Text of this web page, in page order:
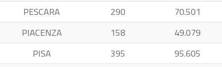
PESCARA
290
70.501
PIACENZA
158
49.079
PISA
395
95.605